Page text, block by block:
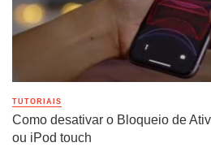
TUTORIAIS
Como desativar o Bloqueio de
ou iPod touch